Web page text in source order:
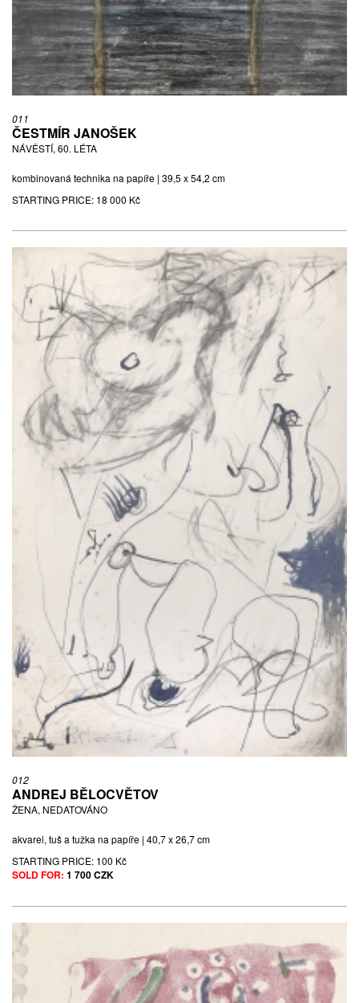
011
ČESTMÍR JANOŠEK
NÁVĚSTÍ, 60. LÉTA
kombinovaná technika na papíře | 39,5 x 54,2 cm
STARTING PRICE: 18 000 Kč
012
ANDREJ BĚLOCVĚTOV
ŽENA, NEDATOVÁNO
akvarel, tuš a tužka na papíře | 40,7 x 26,7 cm
STARTING PRICE: 100 Kč
SOLD FOR: 1 700 CZK